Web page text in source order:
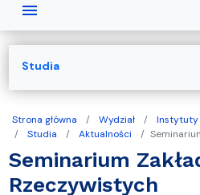
Strona główna Wydział Instytuty
Studia
Aktualności
Seminarium
Rzeczywistych
Studia